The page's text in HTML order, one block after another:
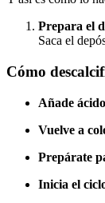
Prepara el
Saca el
Cómo
Añade
Vuelve a
Prepárate
Inicia el